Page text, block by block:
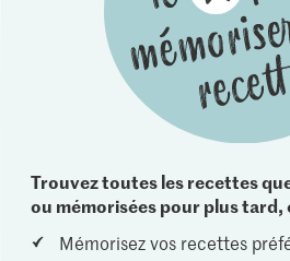
Trouvez toutes les recettes
ou mémorisées pour plus tard,
Mémorisez vos recettes